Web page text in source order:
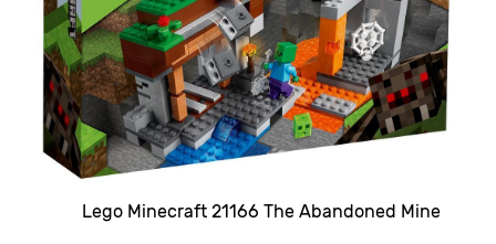
Lego Minecraft 21166 The Abandoned Mine